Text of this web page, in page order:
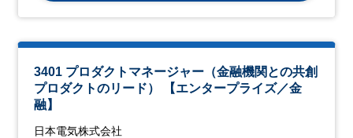
3401 プロダクトマネージャー（金融機関との共創
プロダクトのリード） 【エンタープライズ／金
融】
日本電気株式会社